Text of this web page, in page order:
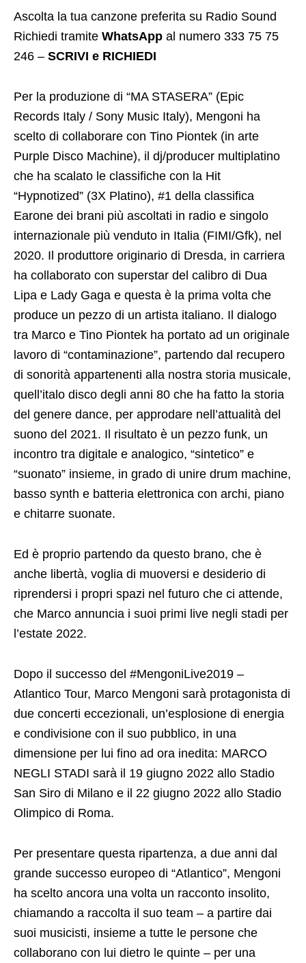
Ascolta la tua canzone preferita su Radio Sound
Richiedi tramite WhatsApp al numero 333 75 75
246 – SCRIVI e RICHIEDI
Per la produzione di “MA STASERA” (Epic
Records Italy / Sony Music Italy), Mengoni ha
scelto di collaborare con Tino Piontek (in arte
Purple Disco Machine), il dj/producer multiplatino
che ha scalato le classifiche con la Hit
“Hypnotized” (3X Platino), #1 della classifica
Earone dei brani più ascoltati in radio e singolo
internazionale più venduto in Italia (FIMI/Gfk), nel
2020. Il produttore originario di Dresda, in carriera
ha collaborato con superstar del calibro di Dua
Lipa e Lady Gaga e questa è la prima volta che
produce un pezzo di un artista italiano. Il dialogo
tra Marco e Tino Piontek ha portato ad un originale
lavoro di “contaminazione”, partendo dal recupero
di sonorità appartenenti alla nostra storia musicale,
quell’italo disco degli anni 80 che ha fatto la storia
del genere dance, per approdare nell’attualità del
suono del 2021. Il risultato è un pezzo funk, un
incontro tra digitale e analogico, “sintetico” e
“suonato” insieme, in grado di unire drum machine,
basso synth e batteria elettronica con archi, piano
e chitarre suonate.
Ed è proprio partendo da questo brano, che è
anche libertà, voglia di muoversi e desiderio di
riprendersi i propri spazi nel futuro che ci attende,
che Marco annuncia i suoi primi live negli stadi per
l’estate 2022.
Dopo il successo del #MengoniLive2019 –
Atlantico Tour, Marco Mengoni sarà protagonista di
due concerti eccezionali, un’esplosione di energia
e condivisione con il suo pubblico, in una
dimensione per lui fino ad ora inedita: MARCO
NEGLI STADI sarà il 19 giugno 2022 allo Stadio
San Siro di Milano e il 22 giugno 2022 allo Stadio
Olimpico di Roma.
Per presentare questa ripartenza, a due anni dal
grande successo europeo di “Atlantico”, Mengoni
ha scelto ancora una volta un racconto insolito,
chiamando a raccolta il suo team – a partire dai
suoi musicisti, insieme a tutte le persone che
collaborano con lui dietro le quinte – per una